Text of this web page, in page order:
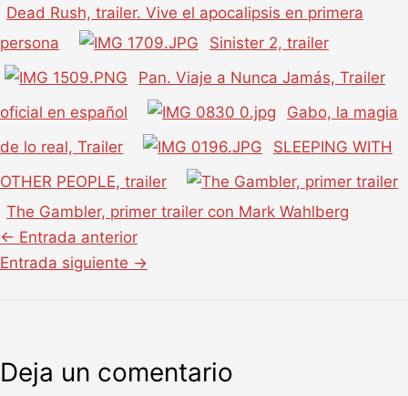
Dead Rush, trailer. Vive el apocalipsis en primera
persona
Sinister 2, trailer
Pan. Viaje a Nunca Jamás, Trailer
oficial en español
Gabo, la magia
de lo real, Trailer
SLEEPING WITH
OTHER PEOPLE, trailer
The Gambler, primer trailer con Mark Wahlberg
← Entrada anterior
Entrada siguiente →
Deja un comentario